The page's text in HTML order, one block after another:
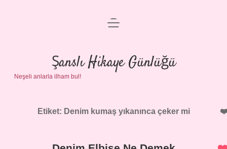
Anasayfa
Gizlilik Politikası
menüyü
Şanslı Hikaye Günlüğü
Neşeli anlarla ilham bul!
Etiket: Denim kumaş yıkanınca çeker mi